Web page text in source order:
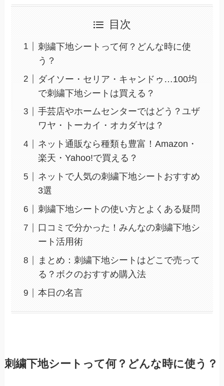
目次
刺繍下地シートって何？どんな時に使
う？
ダイソー・セリア・キャンドゥ…100均
で刺繍下地シートは買える？
手芸店やホームセンターではどう？ユザ
ワヤ・トーカイ・オカダヤは？
ネット通販なら種類も豊富！Amazon・
楽天・Yahoo!で買える？
ネットで人気の刺繍下地シートおすすめ
3選
刺繍下地シートの使い方とよくある疑問
口コミで分かった！みんなの刺繍下地シ
ート活用術
まとめ：刺繍下地シートはどこで売って
る？ボクのおすすめ購入法
本日の名言
刺繍下地シートって何？どんな時に使う？